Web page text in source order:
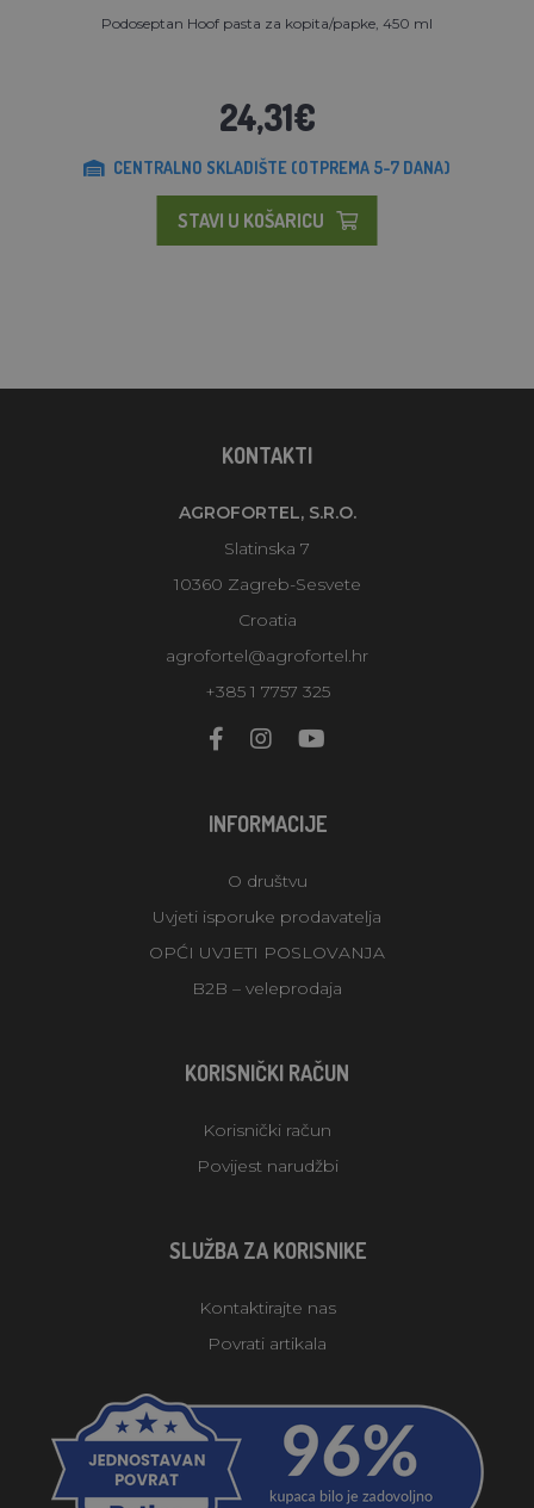
Podoseptan Hoof pasta za kopita/papke, 450 ml
24,31€
CENTRALNO SKLADIŠTE (OTPREMA 5-7 DANA)
STAVI U KOŠARICU
KONTAKTI
AGROFORTEL, S.R.O.
Slatinska 7
10360 Zagreb-Sesvete
Croatia
agrofortel@agrofortel.hr
+385 1 7757 325
INFORMACIJE
O društvu
Uvjeti isporuke prodavatelja
OPĆI UVJETI POSLOVANJA
B2B – veleprodaja
KORISNIČKI RAČUN
Korisnički račun
Povijest narudžbi
SLUŽBA ZA KORISNIKE
Kontaktirajte nas
Povrati artikala